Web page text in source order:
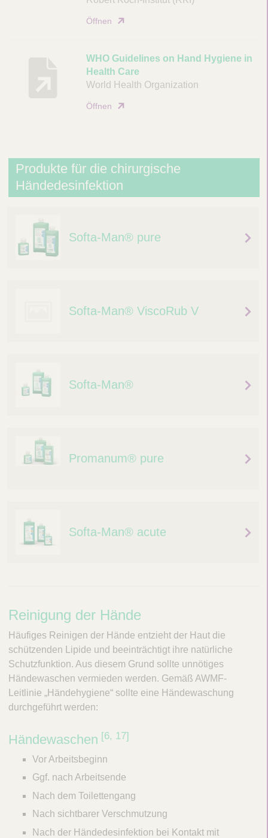
r
e
u
n
u
m
e
L
Öffnen
WHO Guidelines on Hand Hygiene in
Health Care
World Health Organization
Öffnen
Produkte für die chirurgische
Händedesinfektion
Softa-Man® pure
Softa-Man® ViscoRub V
Softa-Man®
Promanum® pure
Softa-Man® acute
R
e
i
n
i
g
n
Reinigung der Hände
Häufiges Reinigen der Hände entzieht der Haut die
schützenden Lipide und beeinträchtigt ihre natürliche
Schutzfunktion. Aus diesem Grund sollte unnötiges
Händewaschen vermieden werden. Gemäß AWMF-
Leitlinie „Händehygiene“ sollte eine Händewaschung
durchgeführt werden:
Händewaschen [6, 17]​
Vor Arbeitsbeginn
Ggf. nach Arbeitsende
Nach dem Toilettengang
Nach sichtbarer Verschmutzung
Nach der Händedesinfektion bei Kontakt mit